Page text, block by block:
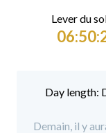
Lever du
Demain, il y